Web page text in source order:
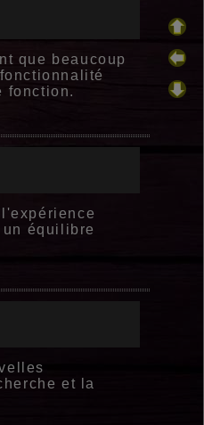
que beaucoup
fonction.
équilibre
et la